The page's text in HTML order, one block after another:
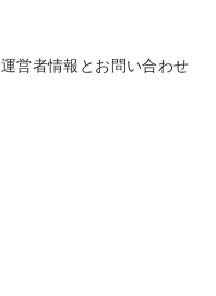
運営者情報とお問い合わせ